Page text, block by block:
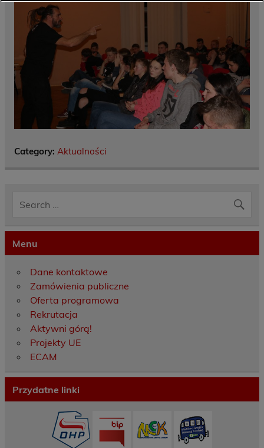
Category: Aktualności
Menu
Dane kontaktowe
Zamówienia publiczne
Oferta programowa
Rekrutacja
Aktywni górą!
Projekty UE
ECAM
Przydatne linki